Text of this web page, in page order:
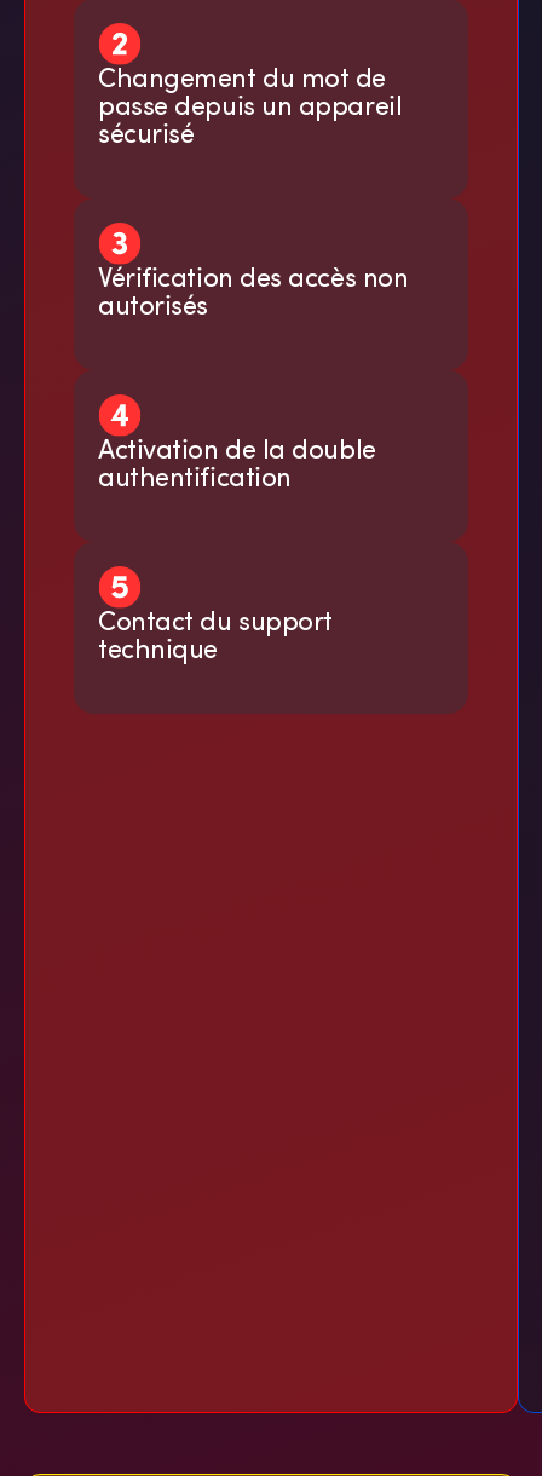
Changement du mot de
passe depuis un appareil
sécurisé
Vérification des accès non
autorisés
Activation de la double
authentification
Contact du support
technique